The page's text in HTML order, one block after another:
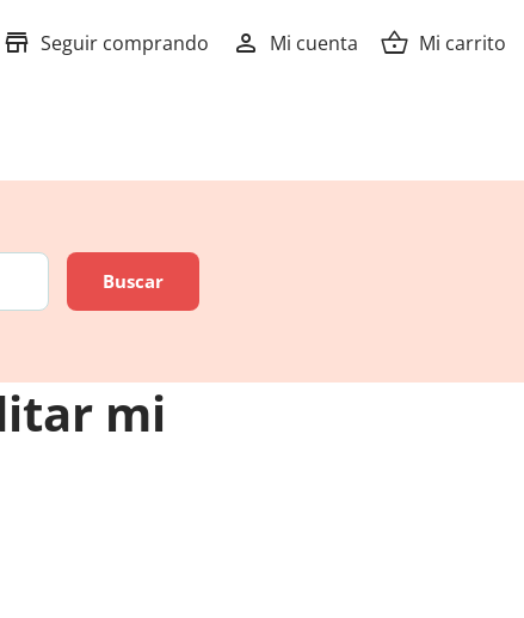
store Seguir comprando person Mi cuenta shopping_basket Mi carrito
mi